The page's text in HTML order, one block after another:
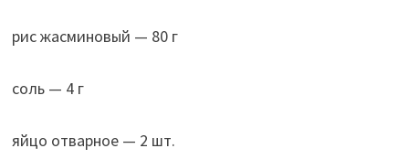
рис жасминовый — 80 г
соль — 4 г
яйцо отварное — 2 шт.